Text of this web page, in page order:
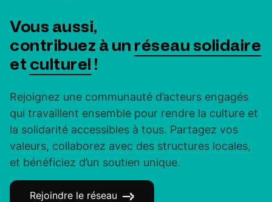
Vous aussi,
contribuez à un réseau solidaire
et culturel !
Rejoignez une communauté d’acteurs engagés
qui travaillent ensemble pour rendre la culture et
la solidarité accessibles à tous. Partagez vos
valeurs, collaborez avec des structures locales,
et bénéficiez d’un soutien unique.
Rejoindre le réseau